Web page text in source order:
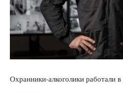
Охранники-алкоголики работали